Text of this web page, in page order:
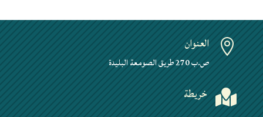
 العنوان
ص.ب 270 طريق الصومعة البليدة
 خريطة